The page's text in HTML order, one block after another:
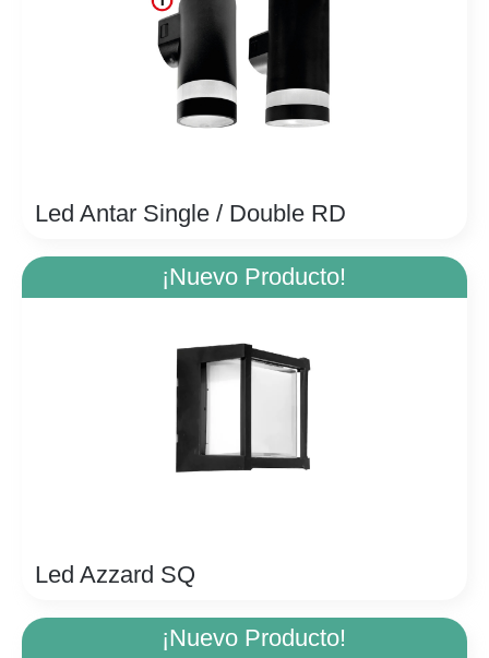
Led Antar Single / Double RD
¡Nuevo Producto!
Led Azzard SQ
¡Nuevo Producto!